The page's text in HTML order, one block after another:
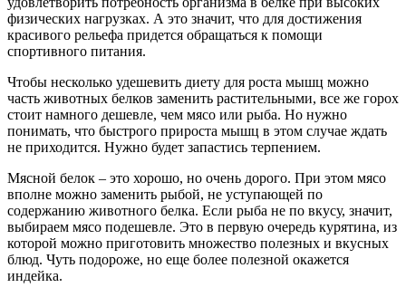
физических нагрузках. А это значит, что для достижения
красивого рельефа придется обращаться к помощи
спортивного питания.
Чтобы несколько удешевить диету для роста мышц можно
часть животных белков заменить растительными, все же горох
стоит намного дешевле, чем мясо или рыба. Но нужно
понимать, что быстрого прироста мышц в этом случае ждать
не приходится. Нужно будет запастись терпением.
Мясной белок – это хорошо, но очень дорого. При этом мясо
вполне можно заменить рыбой, не уступающей по
содержанию животного белка. Если рыба не по вкусу, значит,
выбираем мясо подешевле. Это в первую очередь курятина, из
которой можно приготовить множество полезных и вкусных
блюд. Чуть подороже, но еще более полезной окажется
индейка.